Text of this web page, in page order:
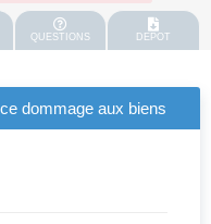
QUESTIONS DEPOT
dommage aux biens